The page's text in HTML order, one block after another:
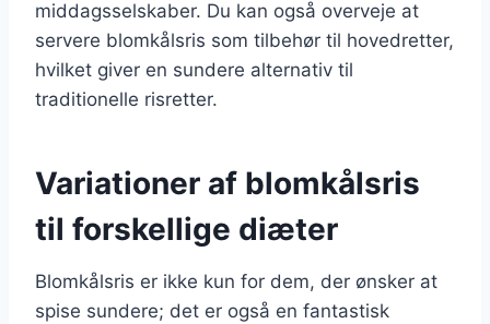
middagsselskaber. Du kan også overveje at
servere blomkålsris som tilbehør til hovedretter,
hvilket giver en sundere alternativ til
traditionelle risretter.
Variationer af blomkålsris
til forskellige diæter
Blomkålsris er ikke kun for dem, der ønsker at
spise sundere; det er også en fantastisk